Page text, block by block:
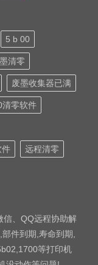
5 b 00
清零
废墨收集器已满
清零软件
件 远程清零
信、QQ远程协助解
件到期,寿命到期,
等打印机